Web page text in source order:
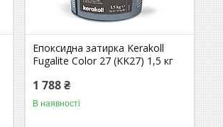
Епоксидна затирка Kerakoll
Fugalite Color 27 (KK27) 1,5 кг
1 788 ₴
В наявності